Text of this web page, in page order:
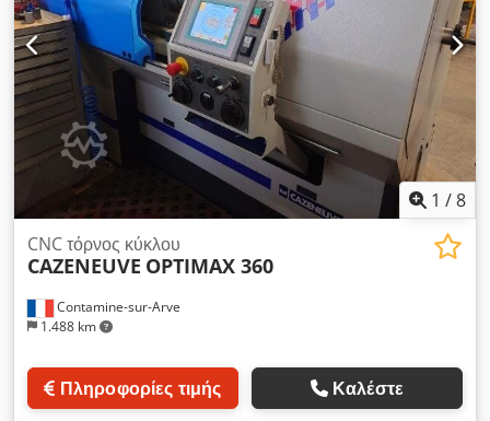
1 /8
Contamine-sur-Arve
1.488 km
CNC τόρνος κύκλου
CAZENEUVE OPTIMAX 360
Πληροφορίες τιμής Καλέστε